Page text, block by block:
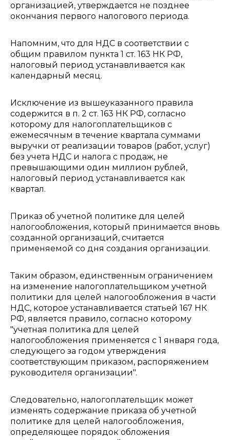
организацией, утверждается не позднее
окончания первого налогового периода.
Напомним, что для НДС в соответствии с
общим правилом пункта 1 ст. 163 НК РФ,
налоговый период устанавливается как
календарный месяц.
Исключение из вышеуказанного правила
содержится в п. 2 ст. 163 НК РФ, согласно
которому для налогоплательщиков с
ежемесячным в течение квартала суммами
выручки от реализации товаров (работ, услуг)
без учета НДС и налога с продаж, не
превышающими один миллион рублей,
налоговый период устанавливается как
квартал.
Приказ об учетной политике для целей
налогообложения, который принимается вновь
созданной организаций, считается
применяемой со дня создания организации.
Таким образом, единственным ограничением
на изменение налогоплательщиком учетной
политики для целей налогообложения в части
НДС, которое устанавливается статьей 167 НК
РФ, является правило, согласно которому
"учетная политика для целей
налогообложения применяется с 1 января года,
следующего за годом утверждения
соответствующим приказом, распоряжением
руководителя организации".
Следовательно, налогоплательщик может
изменять содержание приказа об учетной
политике для целей налогообложения,
определяющее порядок обложения